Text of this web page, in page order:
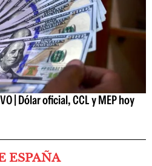
| Dólar oficial, CCL y MEP hoy
ESPAÑA